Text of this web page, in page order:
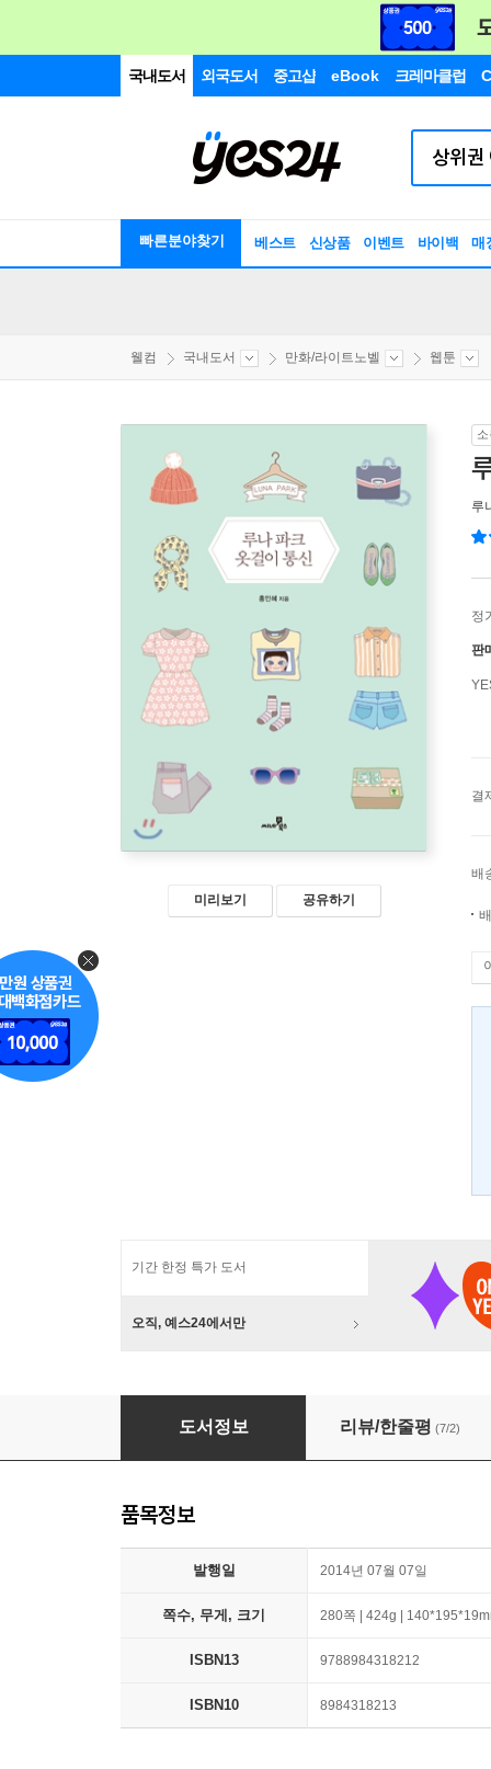
국내도서 외국도서 중고샵 eBook 크레마클럽
빠른분야찾기 베스트 신상품 이벤트 바이백 매
웰컴 국내도서 만화/라이트노벨 웹툰
미리보기 공유하기
루
정
판
결
배
기간 한정 특가 도서
오직, 예스24에서만
루나 파크 옷걸이 통신
도서정보 리뷰/한줄평 (7/2)
품목정보
발행일 2014년 07월 07일
쪽수, 무게, 크기 280쪽 | 424g |
ISBN13 9788984318212
ISBN10 8984318213